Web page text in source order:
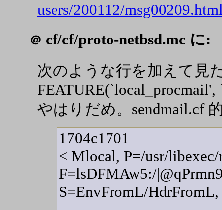
users/200112/
＠ cf/cf/proto-netbsd.mc に:
次のような行を加えて見
やはりだめ。sendmail.cf
1704c1701
< Mlocal, P=/usr/
F=lsDFMAw5:/
S=EnvFromL/